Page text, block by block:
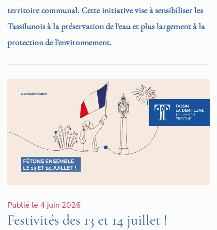
territoire communal. Cette initiative vise à sensibiliser les
Tassilunois à la préservation de l’eau et plus largement à la
protection de l’environnement.
Publié le 4 juin 2026
Festivités des 13 et 14 juillet !